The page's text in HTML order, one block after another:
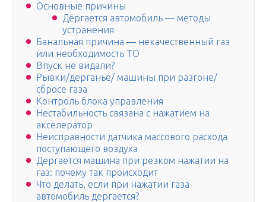
Основные причины
Дёргается автомобиль — методы
устранения
Банальная причина — некачественный газ
или необходимость ТО
Впуск не видали?
Рывки/дерганье/ машины при разгоне/
сбросе газа
Контроль блока управления
Нестабильность связана с нажатием на
акселератор
Неисправности датчика массового расхода
поступающего воздуха
Дергается машина при резком нажатии на
газ: почему так происходит
Что делать, если при нажатии газа
автомобиль дергается?